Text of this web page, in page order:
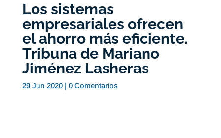
Los sistemas
empresariales ofrecen
el ahorro más eficiente.
Tribuna de Mariano
Jiménez Lasheras
29 Jun 2020| 0 Comentarios